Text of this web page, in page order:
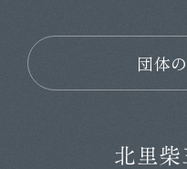
団体